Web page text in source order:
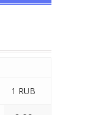
1 RUB